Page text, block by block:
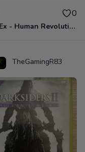
0
Deus Ex - Human Revolution Xbox 360
TheGamingR83